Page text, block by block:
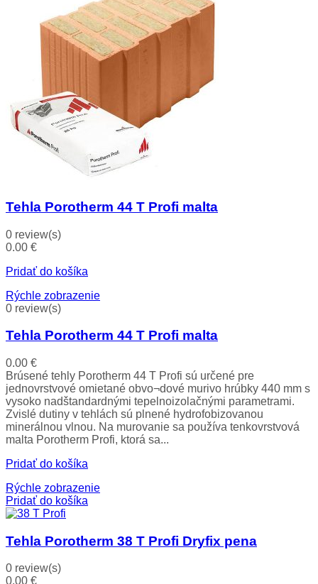
Tehla Porotherm 44 T Profi malta
0 review(s)
0.00 €
Pridať do košíka
Rýchle zobrazenie
0 review(s)
Tehla Porotherm 44 T Profi malta
0.00 €
Brúsené tehly Porotherm 44 T Profi sú určené pre
jednovrstvové omietané obvo¬dové murivo hrúbky 440 mm s
vysoko nadštandardnými tepelnoizolačnými parametrami.
Zvislé dutiny v tehlách sú plnené hydrofobizovanou
minerálnou vlnou. Na murovanie sa používa tenkovrstvová
malta Porotherm Profi, ktorá sa...
Pridať do košíka
Rýchle zobrazenie
Pridať do košíka
Tehla Porotherm 38 T Profi Dryfix pena
0 review(s)
0.00 €